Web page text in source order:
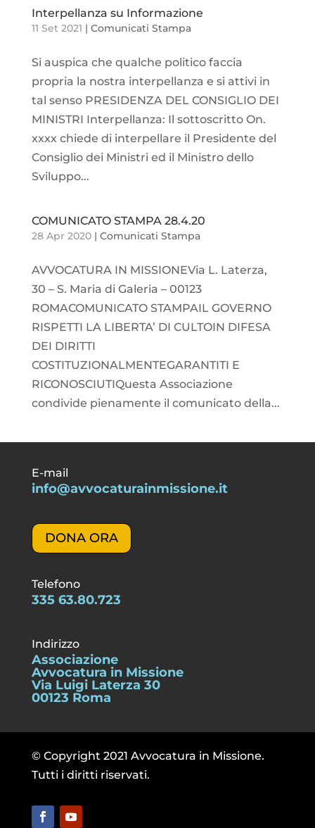
Interpellanza su Informazione
11 Set 2021 | Comunicati Stampa
Si auspica che qualche politico faccia
propria la nostra interpellanza e si attivi in
tal senso PRESIDENZA DEL CONSIGLIO DEI
MINISTRI Interpellanza: Il sottoscritto On.
xxxx chiede di interpellare il Presidente del
Consiglio dei Ministri ed il Ministro dello
Sviluppo...
COMUNICATO STAMPA 28.4.20
28 Apr 2020| Comunicati Stampa
AVVOCATURA IN MISSIONEVia L. Laterza,
30 – S. Maria di Galeria – 00123
ROMACOMUNICATO STAMPAIL GOVERNO
RISPETTI LA LIBERTA’ DI CULTOIN DIFESA
DEI DIRITTI
COSTITUZIONALMENTEGARANTITI E
RICONOSCIUTIQuesta Associazione
condivide pienamente il comunicato della...
E-mail
info@avvocaturainmissione.it
DONA ORA
Telefono
335 63.80.723
Indirizzo
Associazione
Avvocatura in Missione
Via Luigi Laterza 30
00123 Roma
© Copyright 2021 Avvocatura in Missione.
Tutti i diritti riservati.